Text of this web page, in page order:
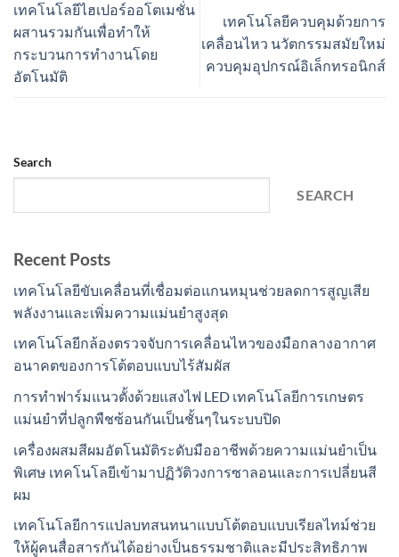
เทคโนโลยีไฮเปอร์ออโตเมชั่น
ผสานรวมกันเพื่อทำให้
กระบวนการทำงานโดย
อัตโนมัติ
เทคโนโลยีควบคุมด้วยการ
เคลื่อนไหว นวัตกรรมสมัยใหม่
ควบคุมอุปกรณ์อิเล็กทรอนิกส์
Search
SEARCH
Recent Posts
เทคโนโลยีขับเคลื่อนที่เชื่อมต่อแกนหมุนช่วยลดการสูญเสีย
พลังงานและเพิ่มความแม่นยำสูงสุด
เทคโนโลยีกล้องตรวจจับการเคลื่อนไหวของมือกลางอากาศ
อนาคตของการโต้ตอบแบบไร้สัมผัส
การทำฟาร์มแนวตั้งด้วยแสงไฟ LED เทคโนโลยีการเกษตร
แม่นยำที่ปลูกพืชซ้อนกันเป็นชั้นๆในระบบปิด
เครื่องผสมสีผมอัตโนมัติระดับมืออาชีพด้วยความแม่นยำเป็น
พิเศษ เทคโนโลยีเข้ามาปฏิวัติวงการซาลอนและการเปลี่ยนสี
ผม
เทคโนโลยีการแปลบทสนทนาแบบโต้ตอบแบบเรียลไทม์ช่วย
ให้ผู้คนสื่อสารกันได้อย่างเป็นธรรมชาติและมีประสิทธิภาพ